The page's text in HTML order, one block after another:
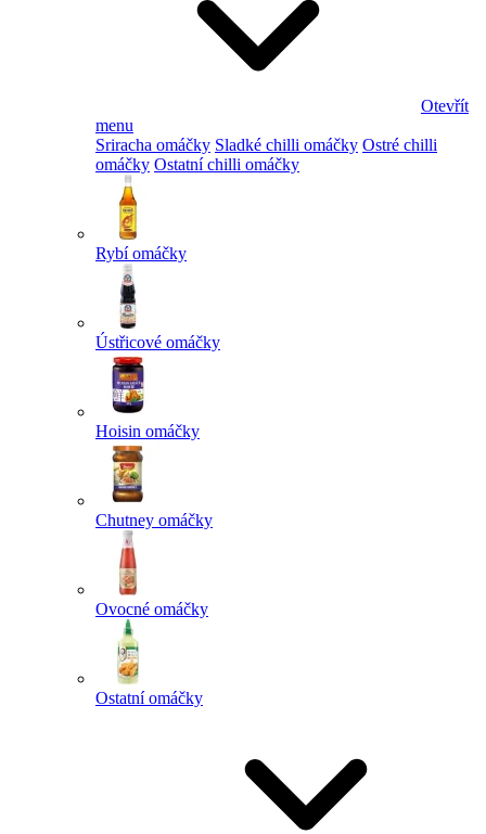
Otevřít
menu
Sriracha omáčky Sladké chilli omáčky Ostré chilli
omáčky Ostatní chilli omáčky
Rybí omáčky
Ústřicové omáčky
Hoisin omáčky
Chutney omáčky
Ovocné omáčky
Ostatní omáčky